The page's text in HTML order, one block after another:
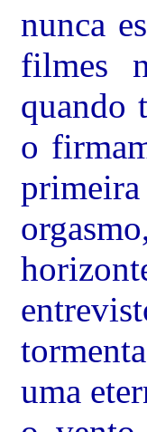
nunca
filmes
quando
o
uma